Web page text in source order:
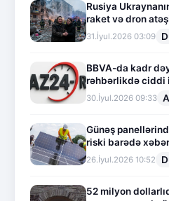
Rusiya
raket və dron
31.İyul.2026 03:09
BBVA-da kadr
rəhbərlikdə ciddi
30.İyul.2026 09:33
Günəş
riski barədə
26.İyul.2026 10:52
52 milyon